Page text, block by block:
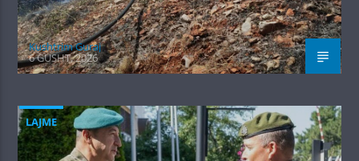
Kushtrim Guraj
6 GUSHT, 2026
LAJME